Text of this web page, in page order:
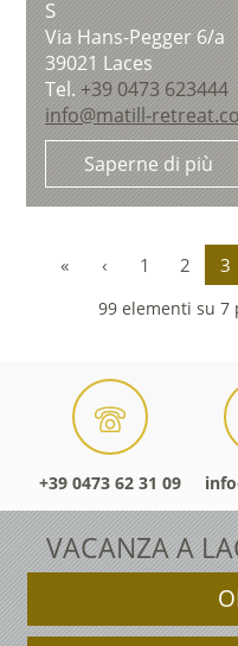
S
Via Hans-Pegger 6/a
39021 Laces
Tel. +39 0473 623444
info@matill-
Saperne di più
« ‹ 1 2 3
99 elementi su 7
+39 0473 62 31 09
VACANZA A